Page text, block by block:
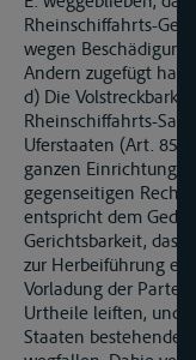
Rheinschiffahrts-
wegen
Andern zugefügt
d) Die
Rheinschiffahrts-
Uferstaaten (Art. 85.
ganzen Einrichtung.
gegenseitigen
entspricht dem
Gerichtsbarkeit, dasz
zur Herbeiführung
Vorladung der
Urtheile leiften, und
Staaten bestehenden